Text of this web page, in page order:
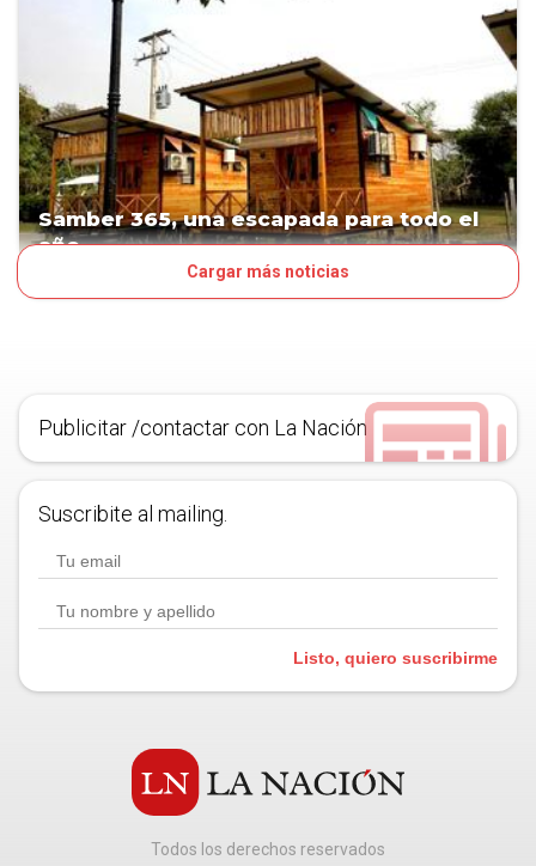
Samber 365, una escapada para todo el
año
SUPLEMENTO FOCO BUSINESS
Cargar más noticias
Publicitar /contactar con La Nación
Suscribite al mailing.
Listo, quiero suscribirme
Todos los derechos reservados